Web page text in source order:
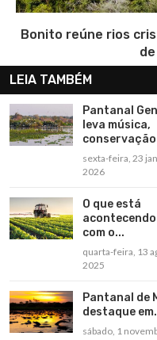
Bonito reúne rios
quinta-
LEIA TAMBÉM
Pantanal Gen
leva música,
conservação
sexta-feira, 23
2026
O que está
acontecendo
com o...
quarta-feira, 13
2025
Pantanal de
destaque
sábado, 1